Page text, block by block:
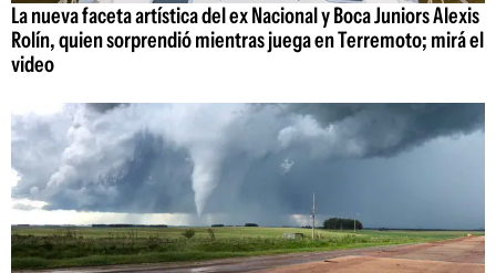
La nueva faceta artística del ex Nacional y Boca Juniors Alexis
Rolín, quien sorprendió mientras juega en Terremoto; mirá el
video